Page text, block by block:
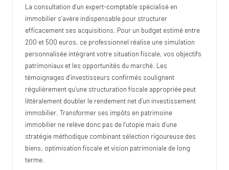
La consultation d’un expert-comptable spécialisé en
immobilier s’avère indispensable pour structurer
efficacement ses acquisitions. Pour un budget estimé entre
200 et 500 euros, ce professionnel réalise une simulation
personnalisée intégrant votre situation fiscale, vos objectifs
patrimoniaux et les opportunités du marché. Les
témoignages d’investisseurs confirmés soulignent
régulièrement qu’une structuration fiscale appropriée peut
littéralement doubler le rendement net d’un investissement
immobilier. Transformer ses impôts en patrimoine
immobilier ne relève donc pas de l’utopie mais d’une
stratégie méthodique combinant sélection rigoureuse des
biens, optimisation fiscale et vision patrimoniale de long
terme.